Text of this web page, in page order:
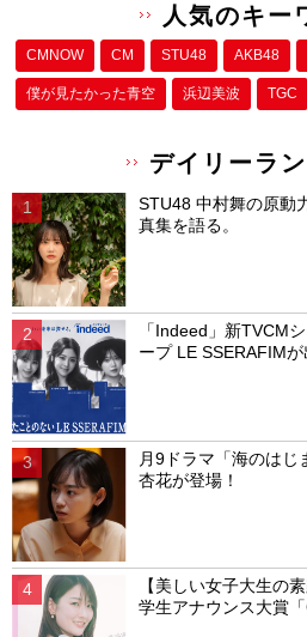
人気のキー
CMNOW CM STU48 AKB48
僕が⾒たかった⻘空 浜辺美波 TGC
デイリーラ
STU48 中村舞の原動
真集を語る。
「Indeed」新TVCM
ープ LE SSERAFIMが
月9ドラマ「海のはじ
杏花が登場！
【美しい女子大生の
学生アナウンス大賞